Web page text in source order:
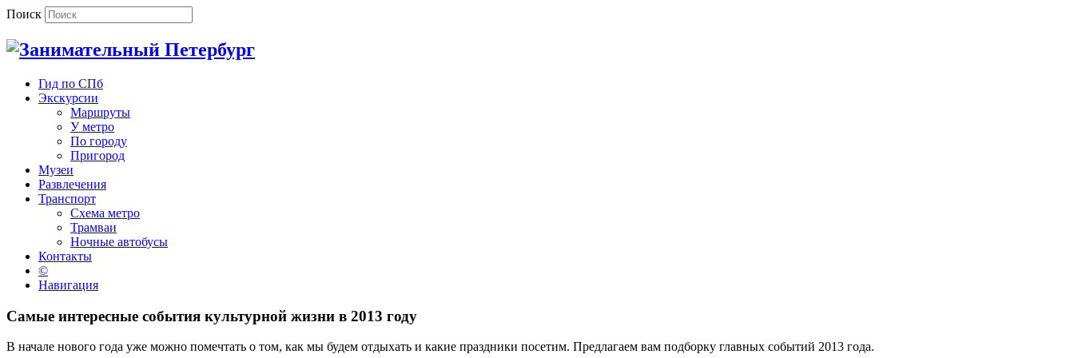
Поиск
Гид по СПб
Экскурсии
Маршруты
У метро
По городу
Пригород
Музеи
Развлечения
Транспорт
Схема метро
Трамваи
Ночные автобусы
Контакты
©
Навигация
Самые интересные события культурной жизни в 2013 году
В начале нового года уже можно помечтать о том, как мы будем отдыхать и какие праздники посетим. Предлагаем вам подборку главных событий 2013 года.